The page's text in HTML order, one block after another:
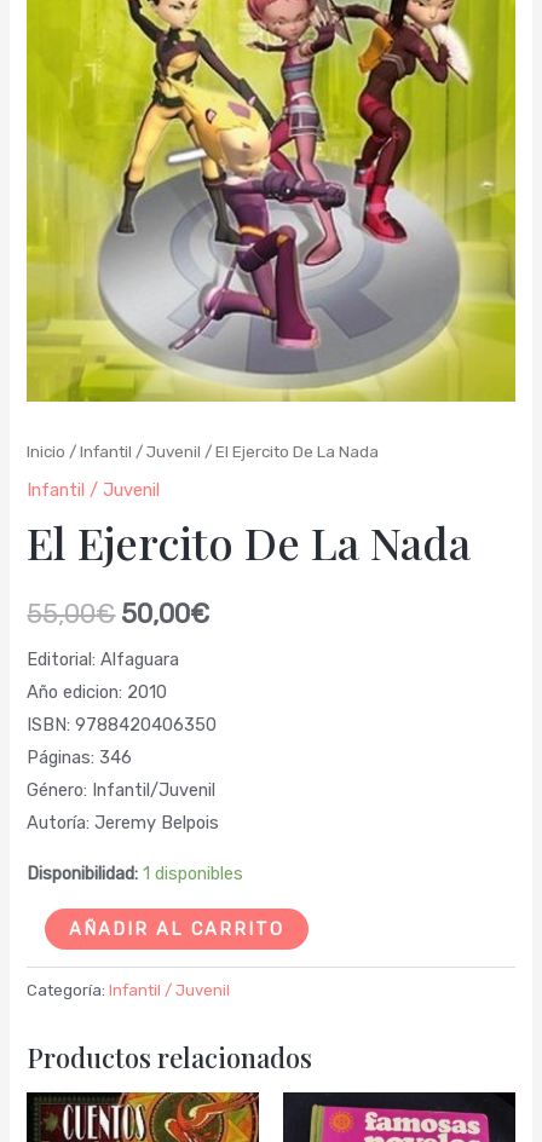
Inicio /Infantil / Juvenil / El Ejercito De La Nada
Infantil / Juvenil
El Ejercito De La Nada
55,00€ 50,00€
Editorial: Alfaguara
Año edicion: 2010
ISBN: 9788420406350
Páginas: 346
Género: Infantil/Juvenil
Autoría: Jeremy Belpois
Disponibilidad: 1 disponibles
AÑADIR AL CARRITO
Categoría:Infantil / Juvenil
Productos relacionados